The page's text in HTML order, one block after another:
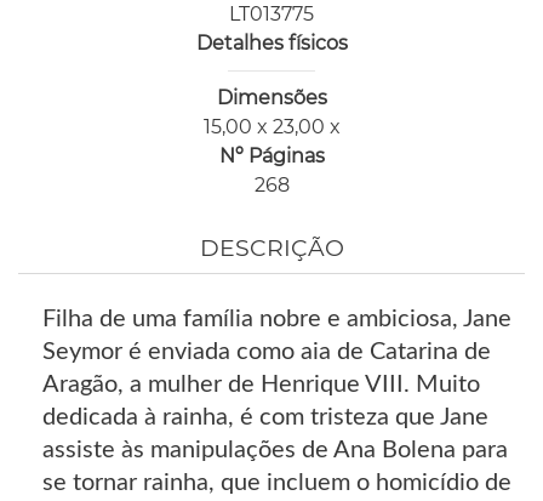
LT013775
Detalhes físicos
Dimensões
15,00 x 23,00 x
Nº Páginas
268
DESCRIÇÃO
Filha de uma família nobre e ambiciosa, Jane
Seymor é enviada como aia de Catarina de
Aragão, a mulher de Henrique VIII. Muito
dedicada à rainha, é com tristeza que Jane
assiste às manipulações de Ana Bolena para
se tornar rainha, que incluem o homicídio de